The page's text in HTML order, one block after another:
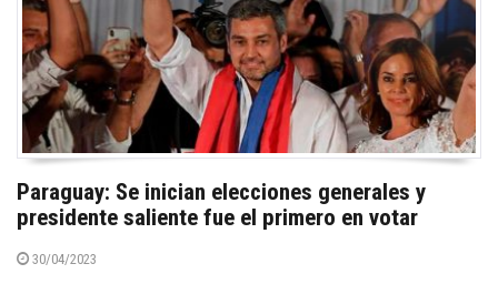
Paraguay: Se inician elecciones generales y
presidente saliente fue el primero en votar
30/04/2023